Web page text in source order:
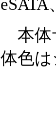
本体
体色